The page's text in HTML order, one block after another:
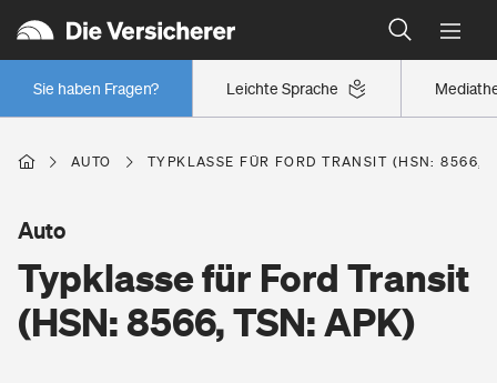
Leichte Sprache
Sie haben Fragen?
Wer versichert was: Jetzt Versicherer finden
Regionalklassen: So ist Ihre Region eingestuft
Wer versichert was: Jetzt Versicherer finden
Berufsunfähigkeitsversicherung
Erwerbsunfähigkeitsversicherung
Wohnen
AUTO TYPKLASSE FÜR FORD TRANSIT (HSN: 8566,
Typklasse für Ford Transit
(HSN: 8566, TSN: APK)
Auto